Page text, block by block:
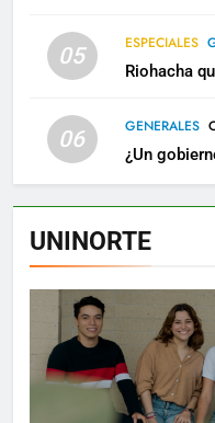
05 ESPECIALES
Riohacha
06 GENERALES
¿Un
UNINORTE